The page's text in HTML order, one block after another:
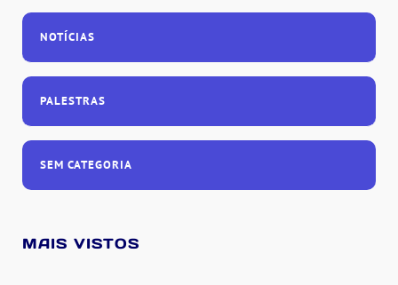
NOTÍCIAS
PALESTRAS
SEM CATEGORIA
MAIS VISTOS